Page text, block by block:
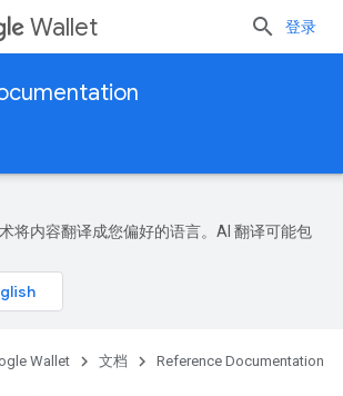
Wallet 登录
将内容翻译成您偏好的语言。AI 翻译可能包
Wallet 文档 Reference Documentation